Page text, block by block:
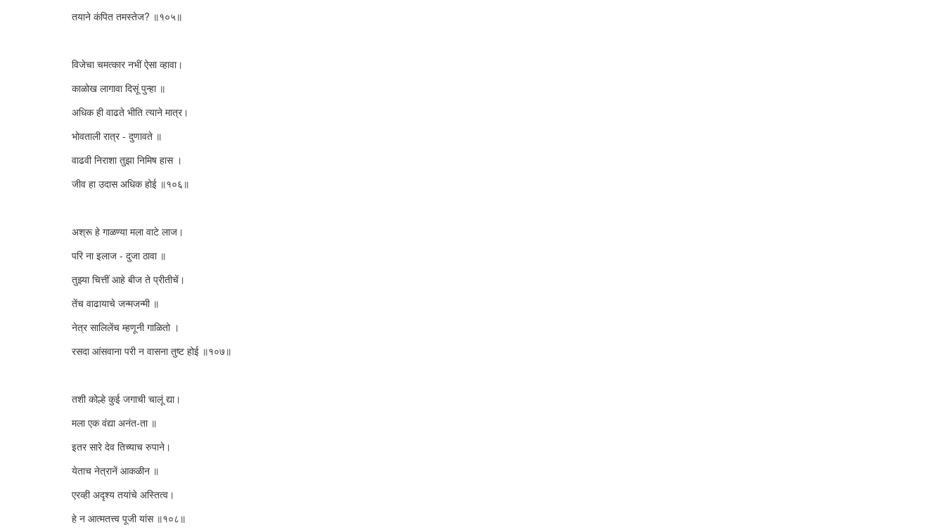
तयाने कंपित तमस्तेज? ॥१०५॥
विजेचा चमत्कार नभीं ऐसा व्हावा।
काळोख लागावा दिसूं पुन्हा ॥
अधिक ही वाढते भीति त्याने मात्र।
भोवताली रात्र - दुणावते ॥
वाढवी निराशा तुझा निमिष हास ।
जीव हा उदास अधिक होई ॥१०६॥
अश्रू हे गाळण्या मला वाटे लाज।
परि ना इलाज - दुजा ठावा ॥
तुझ्या चित्तीं आहे बीज ते प्रीतीचें।
तेंच वाढायाचे जन्मजन्मी ॥
नेत्र सालिलेंच म्हणूनी गाळितो ।
रसदा आंसवाना परी न वासना तुष्ट होई ॥१०७॥
तशी कोल्हे कुई जगाची चालूं द्या।
मला एक वंद्या अनंत-ता ॥
इतर सारे देव तिच्याच रुपाने।
येताच नेत्रानें आकळीन ॥
एरव्ही अदृश्य तयांचे अस्तित्व।
हे न आत्मतत्त्व पूजी यांस ॥१०८॥